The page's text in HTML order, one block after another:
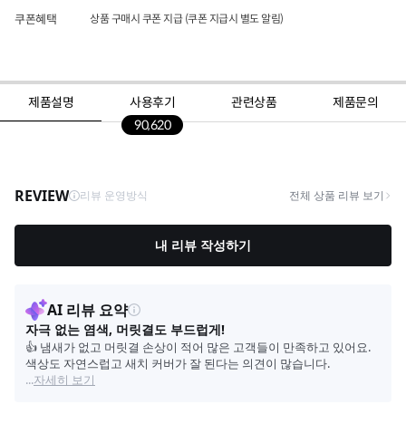
쿠폰혜택 상품 구매시 쿠폰 지급 (쿠폰 지급시 별도 알림)
제품설명
사용후기
90,620
관련상품 제품문의